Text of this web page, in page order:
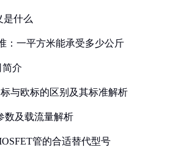
是什么
：一平方米能承受多少公斤
简介
与欧标的区别及其标准解析
数及载流量解析
管的合适替代型号